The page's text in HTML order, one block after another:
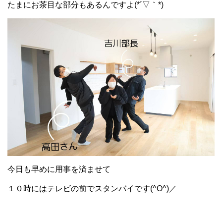
たまにお茶目な部分もあるんですよ(*´▽｀*)
今日も早めに用事を済ませて
１０時にはテレビの前でスタンバイです(^O^)／